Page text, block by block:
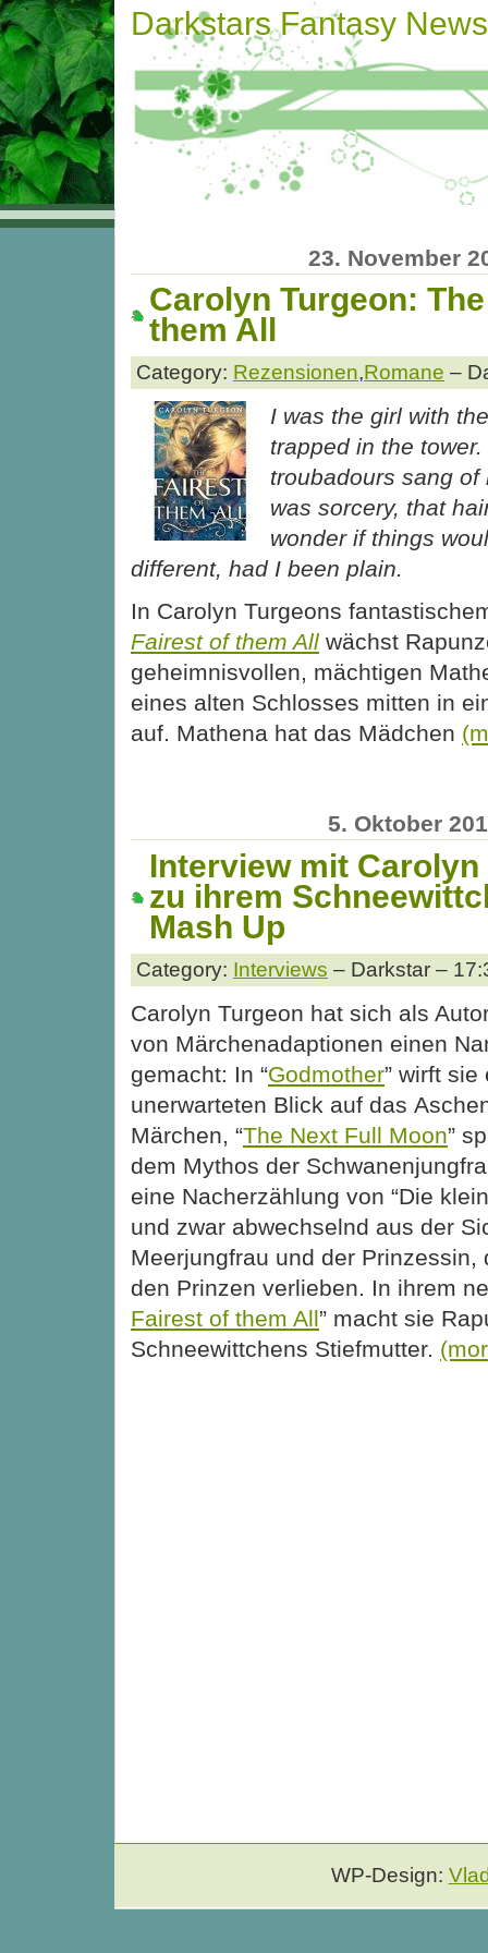
Darkstars Fantasy News
23. November
Carolyn Turgeon:
them All
Category: Rezensionen,Romane –
I was the girl with
trapped in the
troubadours sang
was sorcery, that
wonder if things
different, had I been plain.
In Carolyn Turgeons
Fairest of them All wächst
geheimnisvollen, mächtigen
eines alten Schlosses mitten in
auf. Mathena hat das Mädchen
5. Oktober
Interview mit Carolyn
zu ihrem
Mash Up
Category: Interviews – Darkstar –
Carolyn Turgeon hat sich als
von Märchenadaptionen einen
gemacht: In “Godmother” wirft sie
unerwarteten Blick auf das
Märchen, “The Next Full Moon”
dem Mythos der
eine Nacherzählung von “Die
und zwar abwechselnd aus der
Meerjungfrau und der Prinzessin,
den Prinzen verlieben. In ihrem
Fairest of them All” macht sie
Schneewittchens Stiefmutter.
WP-Design: